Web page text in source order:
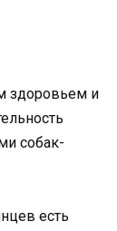
здоровьем и
собак-
есть